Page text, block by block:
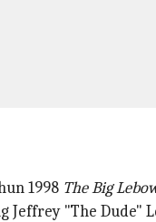
1998 The Big
"The Dude"